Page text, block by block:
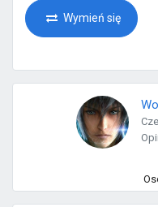
Wymień się